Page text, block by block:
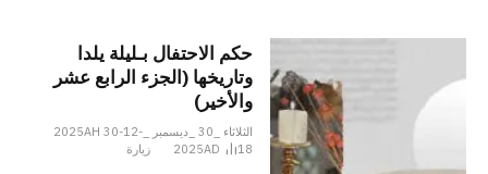
حكم الاحتفال بـليلة يلدا
وتاريخها (الجزء الرابع عشر
والأخير)
الثلاثاء _30 _ديسمبر _2025AH 30-12-
2025AD
18 زيارة